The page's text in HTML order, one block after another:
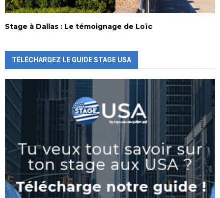
Stage à Dallas : Le témoignage de Loïc
TÉLÉCHARGEZ LE GUIDE STAGE USA